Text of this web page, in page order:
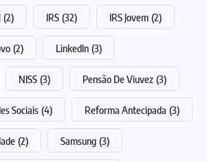
(2) IRS (32) IRS Jovem (2)
(2) LinkedIn (3)
NISS (3) Pensão De Viuvez (3)
Sociais (4) Reforma Antecipada (3)
(2) Samsung (3)